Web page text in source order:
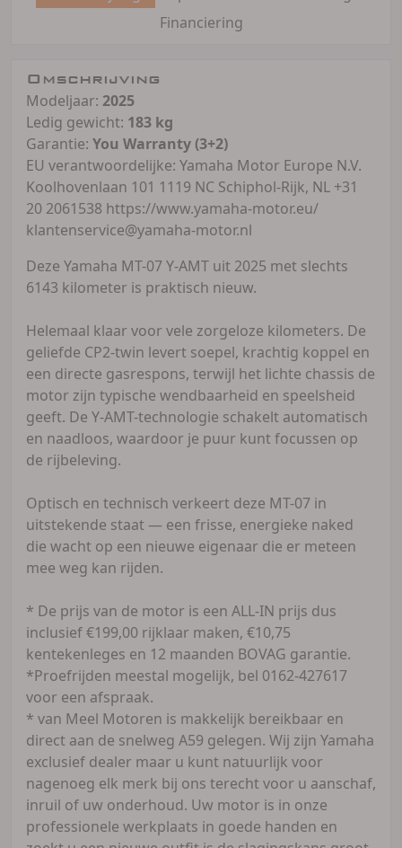
Financiering
Omschrijving
Modeljaar: 2025
Ledig gewicht: 183 kg
Garantie: You Warranty (3+2)
EU verantwoordelijke: Yamaha Motor Europe N.V.
Koolhovenlaan 101 1119 NC Schiphol-Rijk, NL +31
20 2061538 https://www.yamaha-motor.eu/
klantenservice@yamaha-motor.nl
Deze Yamaha MT-07 Y-AMT uit 2025 met slechts
6143 kilometer is praktisch nieuw.
Helemaal klaar voor vele zorgeloze kilometers. De
geliefde CP2-twin levert soepel, krachtig koppel en
een directe gasrespons, terwijl het lichte chassis de
motor zijn typische wendbaarheid en speelsheid
geeft. De Y-AMT-technologie schakelt automatisch
en naadloos, waardoor je puur kunt focussen op
de rijbeleving.
Optisch en technisch verkeert deze MT-07 in
uitstekende staat — een frisse, energieke naked
die wacht op een nieuwe eigenaar die er meteen
mee weg kan rijden.
* De prijs van de motor is een ALL-IN prijs dus
inclusief €199,00 rijklaar maken, €10,75
kentekenleges en 12 maanden BOVAG garantie.
*Proefrijden meestal mogelijk, bel 0162-427617
voor een afspraak.
* van Meel Motoren is makkelijk bereikbaar en
direct aan de snelweg A59 gelegen. Wij zijn Yamaha
exclusief dealer maar u kunt natuurlijk voor
nagenoeg elk merk bij ons terecht voor u aanschaf,
inruil of uw onderhoud. Uw motor is in onze
professionele werkplaats in goede handen en